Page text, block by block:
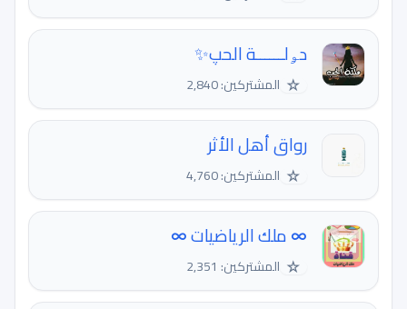
دﯡلــــــﺔ الحپ✨
☆ المشتركين: 2,840
رواق أهل الأثر
☆ المشتركين: 4,760
∞ ملك الرياضيات ∞
☆ المشتركين: 2,351